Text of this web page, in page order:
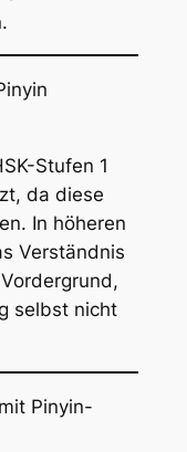
Stufen 1
da diese
In höheren
Verständnis
selbst nicht
Pinyin-